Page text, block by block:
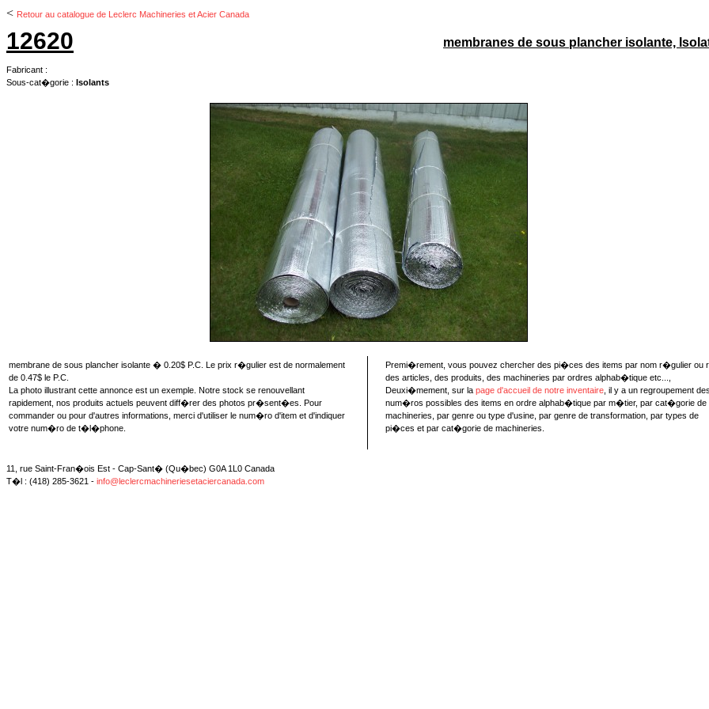
< Retour au catalogue de Leclerc Machineries et Acier Canada
12620
Fabricant :
Sous-cat�gorie : Isolants
membranes de sous plancher isolante,
membrane de sous plancher isolante � 0.20$ P.C. Le prix r�gulier est de normalement
de 0.47$ le P.C.
La photo illustrant cette annonce est un exemple. Notre stock se renouvellant
rapidement, nos produits actuels peuvent diff�rer des photos pr�sent�es. Pour
commander ou pour d'autres informations, merci d'utiliser le num�ro d'item et d'indiquer
votre num�ro de t�l�phone.
Premi�rement, vous pouvez chercher des pi�ces des items par nom r�gulier ou
des articles, des produits, des machineries par ordres alphab�tique etc...,
Deuxi�mement, sur la page d'accueil de notre inventaire , il y a un regroupement
num�ros possibles des items en ordre alphab�tique par m�tier, par cat�gorie de
machineries, par genre ou type d'usine, par genre de transformation, par types de
pi�ces et par cat�gorie de machineries.
11, rue Saint-Fran�ois Est - Cap-Sant� (Qu�bec) G0A 1L0 Canada
T�l : (418) 285-3621 - info@leclercmachineriesetaciercanada.com